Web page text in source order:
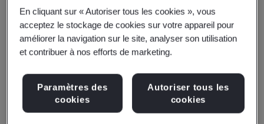
En cliquant sur « Autoriser tous les cookies », vous
acceptez le stockage de cookies sur votre appareil pour
améliorer la navigation sur le site, analyser son utilisation
et contribuer à nos efforts de marketing.
Paramètres des
cookies
Autoriser tous les
cookies